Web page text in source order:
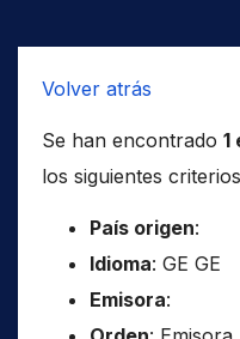
Volver atrás
Se han encontrado 1
los siguientes
País origen:
Idioma: GE GE
Emisora: